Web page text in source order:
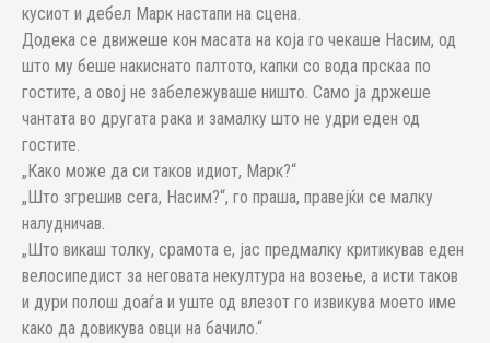
кусиот и дебел Марк настапи на сцена.
Додека се движеше кон масата на која го чекаше Насим, од
што му беше накиснато палтото, капки со вода прскаа по
гостите, а овој не забележуваше ништо. Само ја држеше
чантата во другата рака и замалку што не удри еден од
гостите.
„Како може да си таков идиот, Марк?“
„Што згрешив сега, Насим?“, го праша, правејќи се малку
налудничав.
„Што викаш толку, срамота е, јас предмалку критикував еден
велосипедист за неговата некултура на возење, а исти таков
и дури полош доаѓа и уште од влезот го извикува моето име
како да довикува овци на бачило.“